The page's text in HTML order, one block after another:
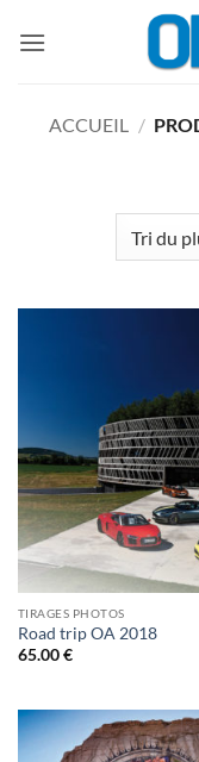
ACCUEIL /
TIRAGES PHOTOS
Road trip OA 2018
65.00€